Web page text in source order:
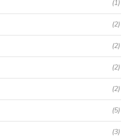
(1)
(2)
(2)
(2)
(2)
(5)
(3)